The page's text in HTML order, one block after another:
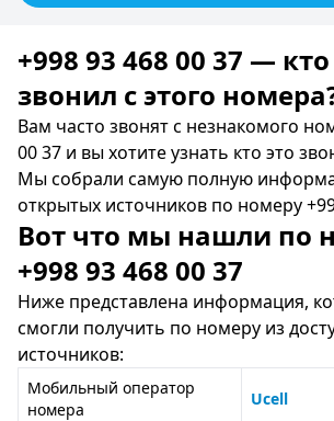
+998 93 468 00 37 —
звонил c этого
Вам часто звонят с незнакомого
00 37 и вы хотите узнать кто это
Мы собрали самую полную
открытых источников по номеру
Вот что мы нашли по
+998 93 468 00 37
Ниже представлена информация,
смогли получить по номеру из
источников:
Мобильный оператор
номера
Ucell